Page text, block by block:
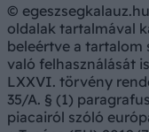
©
oldalak tartalmával
beleértve a tartalom
való felhasználását
LXXVI. törvény
35/A. § (1)
piacairól szóló